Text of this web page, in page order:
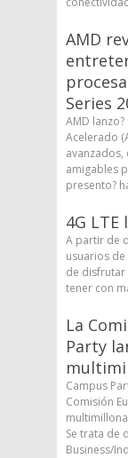
AMD
Series
AMD
Acelerado
amigables
presento?
4G
A partir de
usuarios
de disfrutar
tener con
La
Party
Campus
Comisión
Se trata de
Business/